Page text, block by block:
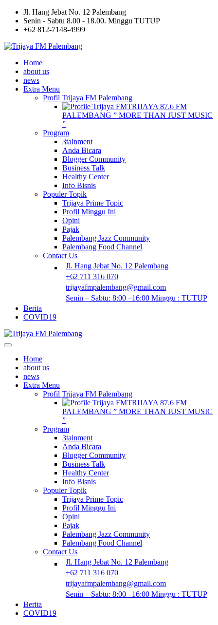
Jl. Hang Jebat No. 12 Palembang
Senin - Sabtu 8.00 - 18.00. Minggu TUTUP
+62 812-7148-4999
Home
about us
news
Extra Menu
Profil Trijaya FM Palembang
TRIJAYA 87.6 FM
PALEMBANG ” MORE THAN JUST MUSIC
”
Program
3tainment
Anda Bicara
Blogger Community
Business Talk
Healthy Center
Info Bisnis
Populer Topik
Trijaya Prime Topic
Profil Minggu Ini
Opini
Pajak
Palembang Jazz Community
Palembang Food Channel
Contact Us
Jl. Hang Jebat No. 12 Palembang
+62 711 316 070
trijayafmpalembang@gmail.com
Senin – Sabtu: 8:00 –16:00 Minggu : TUTUP
Berita
COVID19
Home
about us
news
Extra Menu
Profil Trijaya FM Palembang
TRIJAYA 87.6 FM
PALEMBANG ” MORE THAN JUST MUSIC
”
Program
3tainment
Anda Bicara
Blogger Community
Business Talk
Healthy Center
Info Bisnis
Populer Topik
Trijaya Prime Topic
Profil Minggu Ini
Opini
Pajak
Palembang Jazz Community
Palembang Food Channel
Contact Us
Jl. Hang Jebat No. 12 Palembang
+62 711 316 070
trijayafmpalembang@gmail.com
Senin – Sabtu: 8:00 –16:00 Minggu : TUTUP
Berita
COVID19